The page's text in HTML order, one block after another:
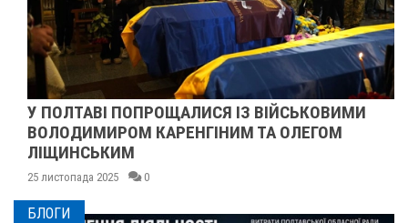
У ПОЛТАВІ ПОПРОЩАЛИСЯ ІЗ ВІЙСЬКОВИМИ
ВОЛОДИМИРОМ КАРЕНГІНИМ ТА ОЛЕГОМ
ЛІЩИНСЬКИМ
25 листопада 2025 0
БЛОГИ